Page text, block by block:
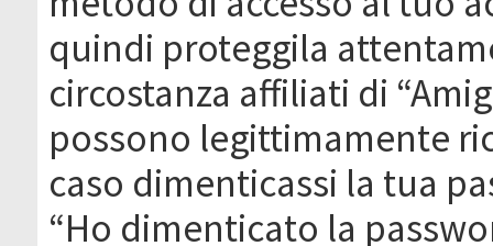
quindi proteggila
circostanza affiliati di
possono legittimamente
caso dimenticassi la tua
“Ho dimenticato la